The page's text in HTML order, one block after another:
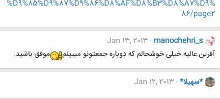
%D9%85%D9%87%D9%86%D8%AF%D8%B3%D8%A7%D9%
86/page2
manochehri_s
Jan 13, 2013
آفرین.عالیه.خیلی خوشحالم که دوباره جمعتونو میبینم
موفق باشید.
*سهیلا* Jan 12, 2013